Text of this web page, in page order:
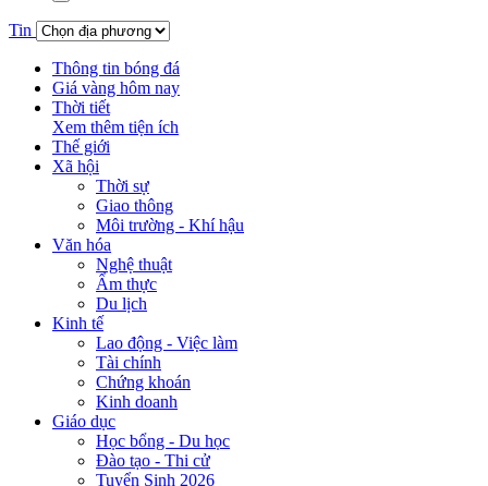
Tin
Thông tin bóng đá
Giá vàng hôm nay
Thời tiết
Xem thêm tiện ích
Thế giới
Xã hội
Thời sự
Giao thông
Môi trường - Khí hậu
Văn hóa
Nghệ thuật
Ẩm thực
Du lịch
Kinh tế
Lao động - Việc làm
Tài chính
Chứng khoán
Kinh doanh
Giáo dục
Học bổng - Du học
Đào tạo - Thi cử
Tuyển Sinh 2026